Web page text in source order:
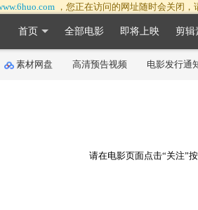
，您正在访问的网址随时会关闭
首页 全部电影 即将上映 剪辑
素材网盘 高清预告视频 电影发行通
请在电影页面点击“关注”